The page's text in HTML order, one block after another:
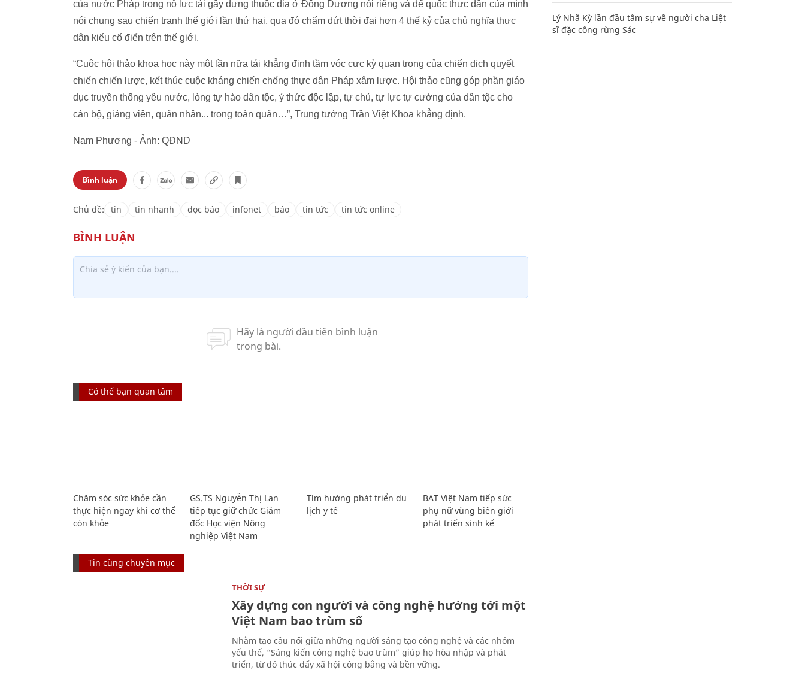
của nước Pháp trong nỗ lực tái gây dựng thuộc địa ở Đông Dương nói riêng và đế quốc thực dân của mình
nói chung sau chiến tranh thế giới lần thứ hai, qua đó chấm dứt thời đại hơn 4 thế kỷ của chủ nghĩa thực
dân kiểu cổ điển trên thế giới.
“Cuộc hội thảo khoa học này một lần nữa tái khẳng định tầm vóc cực kỳ quan trọng của chiến dịch quyết
chiến chiến lược, kết thúc cuộc kháng chiến chống thực dân Pháp xâm lược. Hội thảo cũng góp phần giáo
dục truyền thống yêu nước, lòng tự hào dân tộc, ý thức độc lập, tự chủ, tự lực tự cường của dân tộc cho
cán bộ, giảng viên, quân nhân... trong toàn quân…”, Trung tướng Trần Việt Khoa khẳng định.
Nam Phương - Ảnh: QĐND
Bình luận
Chủ đề: tin tin nhanh đọc báo infonet báo tin tức tin tức online
Có thể bạn quan tâm
Chăm sóc sức khỏe cần
thực hiện ngay khi cơ thể
còn khỏe
GS.TS Nguyễn Thị Lan
tiếp tục giữ chức Giám
đốc Học viện Nông
nghiệp Việt Nam
Tìm hướng phát triển du
lịch y tế
BAT Việt Nam tiếp sức
phụ nữ vùng biên giới
phát triển sinh kế
Tin cùng chuyên mục
THỜI SỰ
Xây dựng con người và công nghệ hướng tới một
Việt Nam bao trùm số
Nhằm tạo cầu nối giữa những người sáng tạo công nghệ và các nhóm
yếu thế, “Sáng kiến công nghệ bao trùm” giúp họ hòa nhập và phát
triển, từ đó thúc đẩy xã hội công bằng và bền vững.
Lý Nhã Kỳ lần đầu tâm sự về người cha Liệt
sĩ đặc công rừng Sác